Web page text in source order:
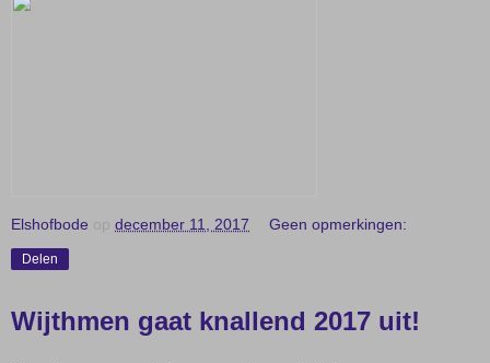
Elshofbode op december 11, 2017 Geen opmerkingen:
Delen
Wijthmen gaat knallend 2017 uit!